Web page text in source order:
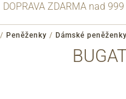
Zapomenuté heslo
DOPRAVA ZDARMA nad
/ Peněženky / Dámské peněženky